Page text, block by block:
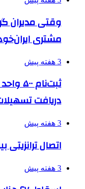
وقتی مدیران
مشتری
3 هفته پیش
دریافت
3 هفته پیش
اتصال ترانزیتی
3 هفته پیش